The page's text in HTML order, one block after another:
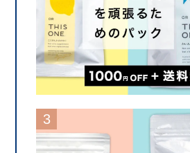
カートに入れる